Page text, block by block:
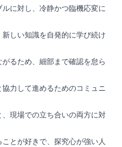
に対し、冷静かつ臨機応変に
しい知識を自発的に学び続け
るため、細部まで確認を怠ら
力して進めるためのコミュニ
現場での立ち合いの両方に対
とが好きで、探究心が強い人